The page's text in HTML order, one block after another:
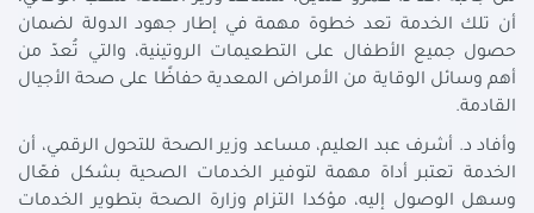
أن تلك الخدمة تعد خطوة مهمة في إطار جهود الدولة لضمان
حصول جميع الأطفال على التطعيمات الروتينية، والتي تُعدّ من
أهم وسائل الوقاية من الأمراض المعدية حفاظًا على صحة الأجيال
القادمة.
وأفاد د. أشرف عبد العليم، مساعد وزير الصحة للتحول الرقمي، أن
الخدمة تعتبر أداة مهمة لتوفير الخدمات الصحية بشكل فعّال
وسهل الوصول إليه، مؤكدا التزام وزارة الصحة بتطوير الخدمات